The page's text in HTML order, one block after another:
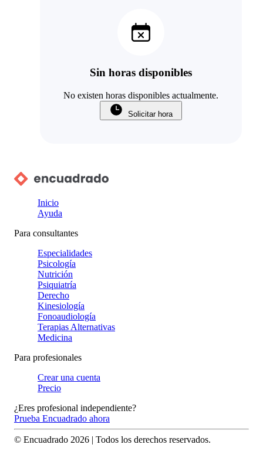
Sin horas disponibles
No existen horas disponibles actualmente.
Solicitar hora
Inicio
Ayuda
Para consultantes
Especialidades
Psicología
Nutrición
Psiquiatría
Derecho
Kinesiología
Fonoaudiología
Terapias Alternativas
Medicina
Para profesionales
Crear una cuenta
Precio
¿Eres profesional independiente?
Prueba Encuadrado ahora
© Encuadrado 2026 | Todos los derechos reservados.